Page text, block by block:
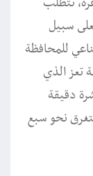
سبيل
للمحافظة
تعز الذي
دقيقة
نحو سبع